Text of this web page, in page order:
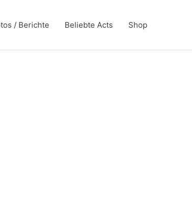
/ Berichte Beliebte Acts Shop